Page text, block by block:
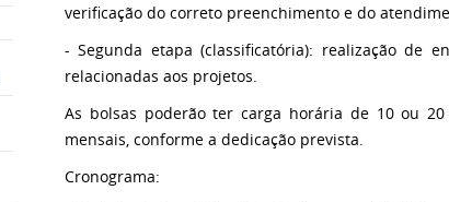
verificação do correto preenchimento e do
- Segunda etapa (classificatória): realização de
relacionadas aos projetos.
As bolsas poderão ter carga horária de 10 ou
mensais, conforme a dedicação prevista.
Cronograma: